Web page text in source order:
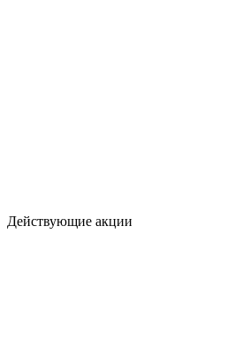
Действующие акции